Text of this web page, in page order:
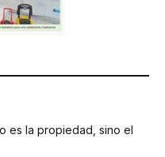
es la propiedad, sino el